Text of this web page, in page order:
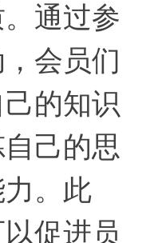
通过参
会员们
的知识
己的思
。此
促进员